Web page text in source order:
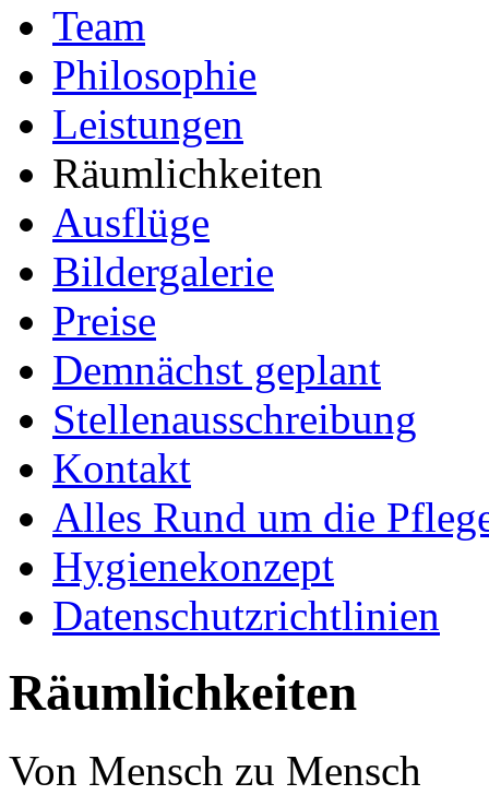
Team
Philosophie
Leistungen
Räumlichkeiten
Ausflüge
Bildergalerie
Preise
Demnächst geplant
Stellenausschreibung
Kontakt
Alles Rund um die
Hygienekonzept
Datenschutzrichtlinien
Räumlichkeiten
Von Mensch zu Mensch